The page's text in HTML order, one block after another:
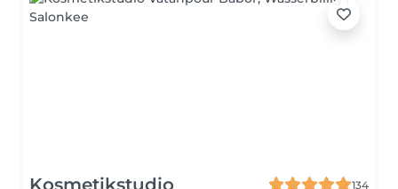
Kosmetikstudio
134